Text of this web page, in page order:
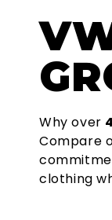
Why over
Compare
clothing